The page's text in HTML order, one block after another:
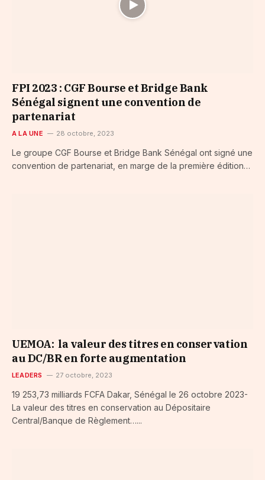
FPI 2023 : CGF Bourse et Bridge Bank
Sénégal signent une convention de
partenariat
A LA UNE 28 octobre, 2023
Le groupe CGF Bourse et Bridge Bank Sénégal ont signé une
convention de partenariat, en marge de la première édition…
UEMOA: la valeur des titres en conservation
au DC/BR en forte augmentation
LEADERS 27 octobre, 2023
19 253,73 milliards FCFA Dakar, Sénégal le 26 octobre 2023-
La valeur des titres en conservation au Dépositaire
Central/Banque de Règlement…...